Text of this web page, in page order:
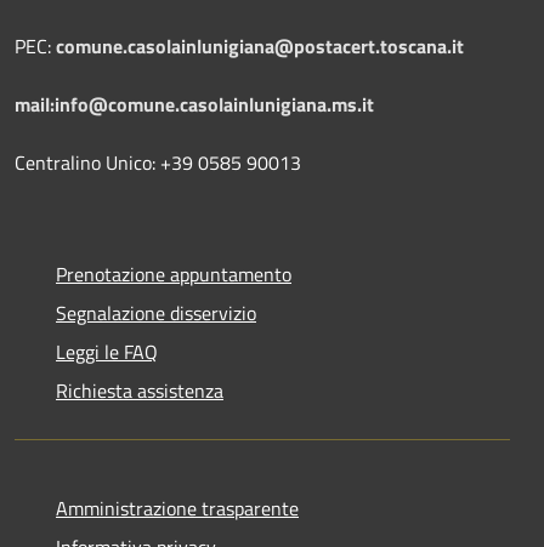
PEC:comune.casolainlunigiana@postacert.toscana.it
mail:info@comune.casolainlunigiana.ms.it
Centralino Unico: +39 0585 90013
Prenotazione appuntamento
Segnalazione disservizio
Leggi le FAQ
Richiesta assistenza
Amministrazione trasparente